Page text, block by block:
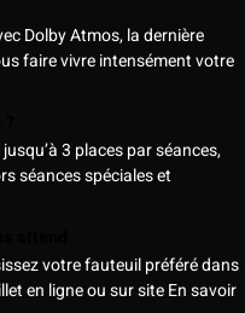
Dolby Atmos, la dernière
faire vivre intensément votre
3 places par séances,
séances spéciales et
votre fauteuil préféré dans
en ligne ou sur siteEn savoir